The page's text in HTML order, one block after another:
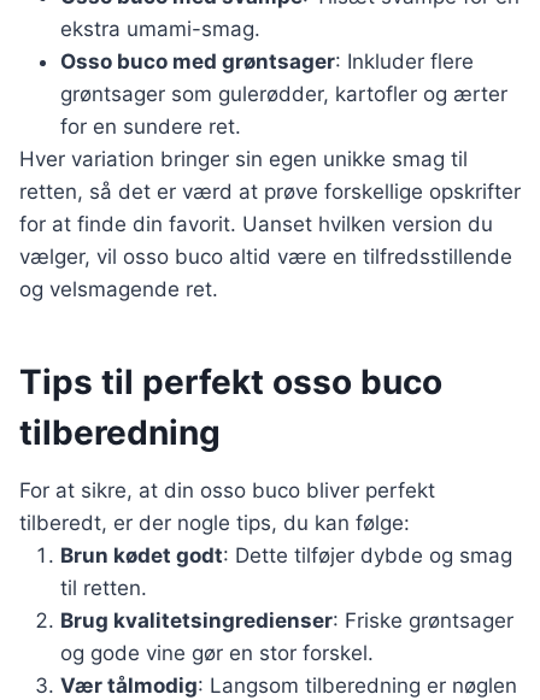
ekstra umami-smag.
Osso buco med grøntsager: Inkluder flere
grøntsager som gulerødder, kartofler og ærter
for en sundere ret.
Hver variation bringer sin egen unikke smag til
retten, så det er værd at prøve forskellige opskrifter
for at finde din favorit. Uanset hvilken version du
vælger, vil osso buco altid være en tilfredsstillende
og velsmagende ret.
Tips til perfekt osso buco
tilberedning
For at sikre, at din osso buco bliver perfekt
tilberedt, er der nogle tips, du kan følge:
Brun kødet godt: Dette tilføjer dybde og smag
til retten.
Brug kvalitetsingredienser: Friske grøntsager
og gode vine gør en stor forskel.
Vær tålmodig: Langsom tilberedning er nøglen